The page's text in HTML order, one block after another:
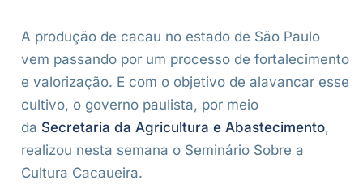
A produção de cacau no estado de São Paulo
vem passando por um processo de fortalecimento
e valorização. E com o objetivo de alavancar esse
cultivo, o governo paulista, por meio
da Secretaria da Agricultura e Abastecimento,
realizou nesta semana o Seminário Sobre a
Cultura Cacaueira.